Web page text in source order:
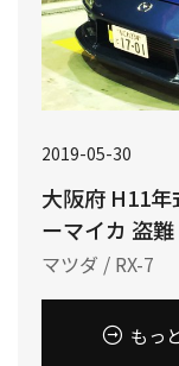
2019-05-30
大阪府 H11
ーマイカ 盗難
マツダ / RX-7
もっ